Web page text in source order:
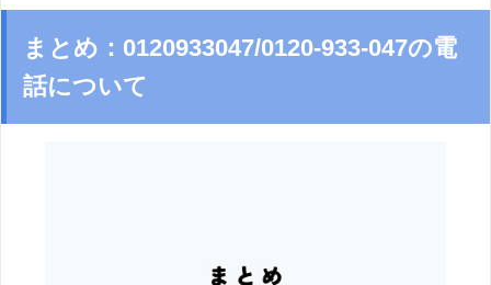
まとめ：0120933047/0120-933-047の電
話について